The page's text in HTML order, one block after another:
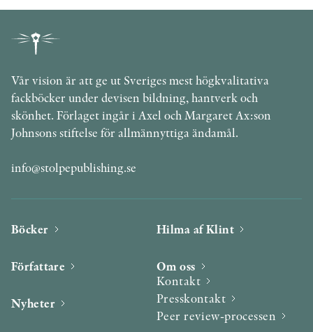
Vår vision är att ge ut Sveriges mest högkvalitativa
fackböcker under devisen bildning, hantverk och
skönhet. Förlaget ingår i Axel och Margaret Ax:son
Johnsons stiftelse för allmännyttiga ändamål.
info@stolpepublishing.se
Böcker
Författare
Nyheter
Hilma af Klint
Om oss
Kontakt
Presskontakt
Peer review-processen